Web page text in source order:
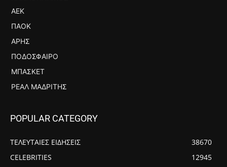
ΑΕΚ
ΠΑΟΚ
ΆΡΗΣ
ΠΟΔΌΣΦΑΙΡΟ
ΜΠΆΣΚΕΤ
ΡΕΆΛ ΜΑΔΡΊΤΗΣ
POPULAR CATEGORY
ΤΕΛΕΥΤΑΙΕΣ ΕΙΔΗΣΕΙΣ
38670
CELEBRITIES
12945